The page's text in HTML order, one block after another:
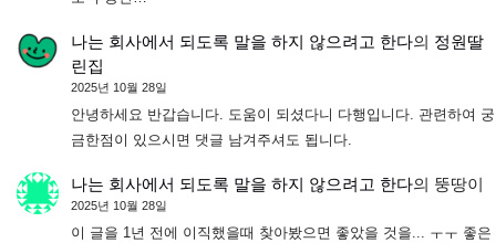
나는 회사에서 되도록 말을 하지 않으려고 한다의 정원딸
린집
2025년 10월 28일
안녕하세요 반갑습니다. 도움이 되셨다니 다행입니다. 관련하여 궁
금한점이 있으시면 댓글 남겨주셔도 됩니다.
나는 회사에서 되도록 말을 하지 않으려고 한다의 뚱땅이
2025년 10월 28일
이 글을 1년 전에 이직했을때 찾아봤으면 좋았을 것을... ㅜㅜ 좋은